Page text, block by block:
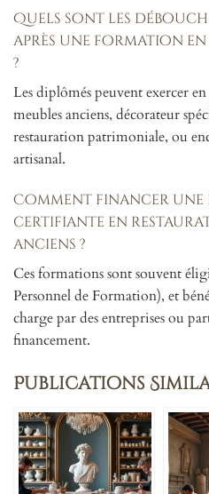
Quels sont les
après une formation
?
Les diplômés peuvent exercer
meubles anciens, décorateur
restauration patrimoniale, ou
artisanal.
Comment financer
certifiante en
anciens ?
Ces formations sont souvent
Personnel de Formation), et
charge par des entreprises ou
financement.
Publications